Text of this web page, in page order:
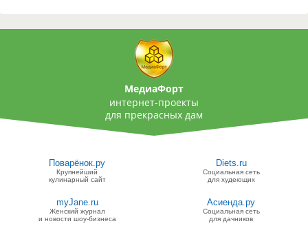
МедиаФорт
интернет-проекты
для прекрасных дам
Поварёнок.ру
Крупнейший
кулинарный сайт
Diets.ru
Социальная сеть
для худеющих
myJane.ru
Женский журнал
и новости шоу-бизнеса
Асиенда.ру
Социальная сеть
для дачников